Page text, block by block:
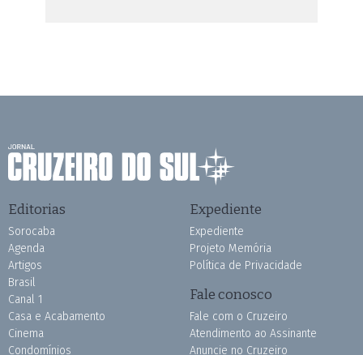
Editorias
Sorocaba
Agenda
Artigos
Brasil
Canal 1
Casa e Acabamento
Cinema
Condomínios
Expediente
Expediente
Projeto Memória
Política de Privacidade
Fale conosco
Fale com o Cruzeiro
Atendimento ao Assinante
Anuncie no Cruzeiro